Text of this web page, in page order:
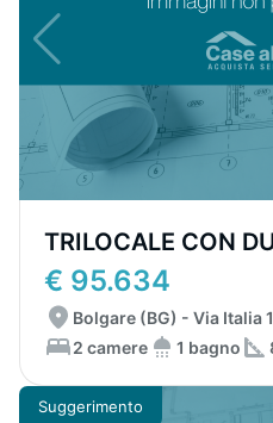
TRILOCALE CON
€ 95.634
Bolgare (BG) - Via Italia
2 camere
1 bagno
Suggerimento